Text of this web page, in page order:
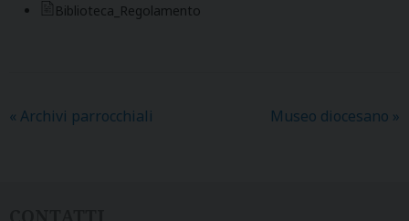
Biblioteca_Regolamento
« Archivi parrocchiali Museo diocesano »